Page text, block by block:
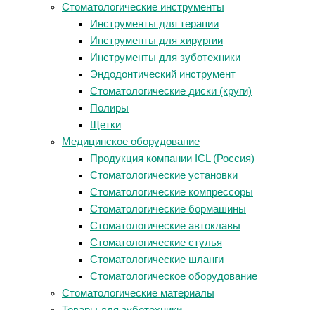
Стоматологические инструменты
Инструменты для терапии
Инструменты для хирургии
Инструменты для зуботехники
Эндодонтический инструмент
Стоматологические диски (круги)
Полиры
Щетки
Медицинское оборудование
Продукция компании ICL (Россия)
Стоматологические установки
Стоматологические компрессоры
Стоматологические бормашины
Стоматологические автоклавы
Стоматологические стулья
Стоматологические шланги
Стоматологическое оборудование
Стоматологические материалы